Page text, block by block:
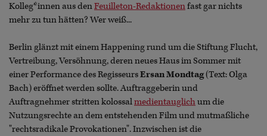
Kolleg*innen aus denFeuilleton-Redaktionenfast gar nichts
mehr zu tun hätten? Wer weiß...
Berlin glänzt mit einem Happening rund um die Stiftung Flucht,
Vertreibung, Versöhnung, deren neues Haus im Sommer mit
einer Performance des RegisseursErsan Mondtag(Text: Olga
Bach) eröffnet werden sollte. Auftraggeberin und
Auftragnehmer stritten kolossalmedientauglichum die
Nutzungsrechte an dem entstehenden Film und mutmaßliche
"rechtsradikale Provokationen". Inzwischen ist die